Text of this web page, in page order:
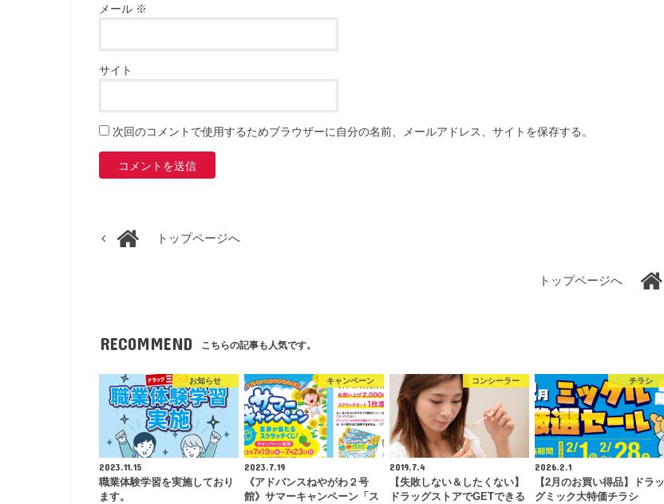
メール ※
サイト
次回のコメントで使用するためブラウザーに自分の名前、メールアドレス、サイトを保存する。
トップページへ
トップページへ
RECOMMEND こちらの記事も人気です。
お知らせ
2023.11.15
職業体験学習を実施しており
ます。
キャンペーン
2023.7.19
《アドバンスねやがわ２号
館》サマーキャンペーン「ス
コンシーラー
2019.7.4
【失敗しない＆したくない】
ドラッグストアでGETできる
チラシ
2026.2.1
【2月のお買い得品】ドラッ
グミック大特価チラシ